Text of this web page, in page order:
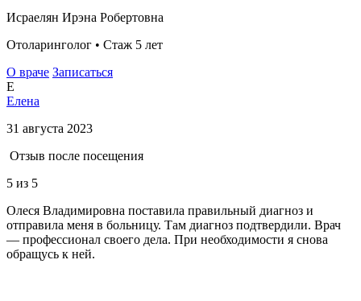
Исраелян Ирэна Робертовна
Отоларинголог • Стаж 5 лет
О враче Записаться
Е
Елена
31 августа 2023
Отзыв после посещения
5 из 5
Олеся Владимировна поставила правильный диагноз и
отправила меня в больницу. Там диагноз подтвердили. Врач
— профессионал своего дела. При необходимости я снова
обращусь к ней.